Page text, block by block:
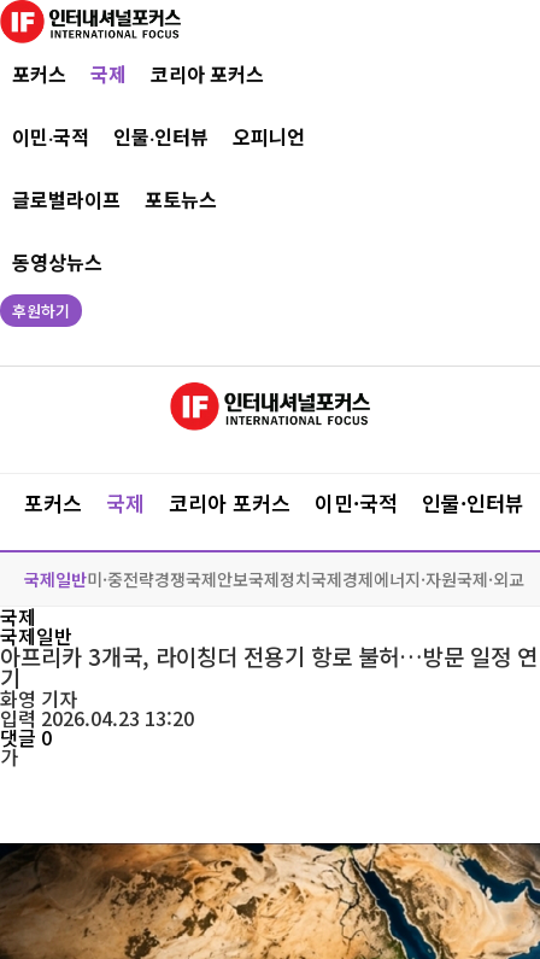
포커스 국제 코리아 포커스
이민·국적 인물·인터뷰 오피니언
글로벌라이프 포토뉴스
동영상뉴스
후원하기
포커스 국제 코리아 포커스 이민·국적 인물·인터뷰
국제일반미·중전략경쟁국제안보국제정치국제경제에너지·자원국제·외교
국제
국제일반
아프리카 3개국, 라이칭더 전용기 항로 불허…방문 일정 연
기
화영 기자
입력 2026.04.23 13:20
댓글 0
가